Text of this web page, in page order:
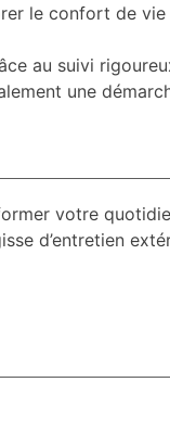
le confort de vie
au suivi
une
votre
d’entretien